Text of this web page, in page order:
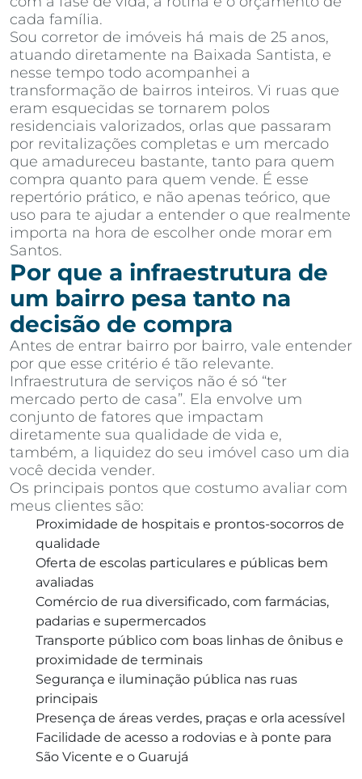
cada família.
Sou corretor de imóveis há mais de 25 anos,
atuando diretamente na Baixada Santista, e
nesse tempo todo acompanhei a
transformação de bairros inteiros. Vi ruas que
eram esquecidas se tornarem polos
residenciais valorizados, orlas que passaram
por revitalizações completas e um mercado
que amadureceu bastante, tanto para quem
compra quanto para quem vende. É esse
repertório prático, e não apenas teórico, que
uso para te ajudar a entender o que realmente
importa na hora de escolher onde morar em
Santos.
Por que a infraestrutura de
um bairro pesa tanto na
decisão de compra
Antes de entrar bairro por bairro, vale entender
por que esse critério é tão relevante.
Infraestrutura de serviços não é só “ter
mercado perto de casa”. Ela envolve um
conjunto de fatores que impactam
diretamente sua qualidade de vida e,
também, a liquidez do seu imóvel caso um dia
você decida vender.
Os principais pontos que costumo avaliar com
meus clientes são:
Proximidade de hospitais e prontos-socorros de
qualidade
Oferta de escolas particulares e públicas bem
avaliadas
Comércio de rua diversificado, com farmácias,
padarias e supermercados
Transporte público com boas linhas de ônibus e
proximidade de terminais
Segurança e iluminação pública nas ruas
principais
Presença de áreas verdes, praças e orla acessível
Facilidade de acesso a rodovias e à ponte para
São Vicente e o Guarujá